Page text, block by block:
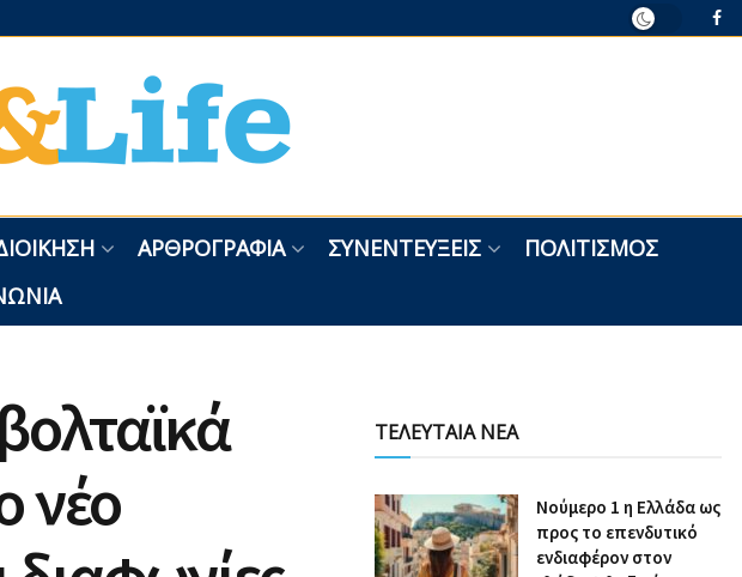
ΑΡΘΡΟΓΡΑΦΊΑ ΣΥΝΕΝΤΕΎΞΕΙΣ
ΠΟΛΙΤΙΣΜΌΣ
νέο
ΤΕΛΕΥΤΑΙΑ ΝΕΑ
Nούμερο 1 η Ελλάδα ως
προς το επενδυτικό
ενδιαφέρον στον